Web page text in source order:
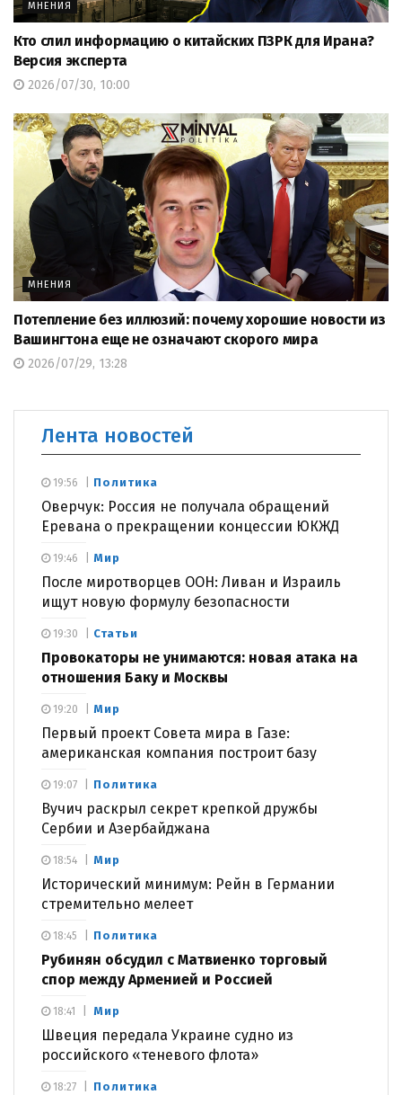
МНЕНИЯ
Кто слил информацию о китайских ПЗРК для Ирана?
Версия эксперта
2026/07/30, 10:00
МНЕНИЯ
Потепление без иллюзий: почему хорошие новости из
Вашингтона еще не означают скорого мира
2026/07/29, 13:28
Лента новостей
Политика
Оверчук: Россия не получала обращений
Еревана о прекращении концессии ЮКЖД
19:56
Мир
После миротворцев ООН: Ливан и Израиль
ищут новую формулу безопасности
19:46
Статьи
Провокаторы не унимаются: новая атака на
отношения Баку и Москвы
19:30
Мир
Первый проект Совета мира в Газе:
американская компания построит базу
19:20
Политика
Вучич раскрыл секрет крепкой дружбы
Сербии и Азербайджана
19:07
Мир
Исторический минимум: Рейн в Германии
стремительно мелеет
18:54
Политика
Рубинян обсудил с Матвиенко торговый
спор между Арменией и Россией
18:45
Мир
Швеция передала Украине судно из
российского «теневого флота»
18:41
Политика
18:27